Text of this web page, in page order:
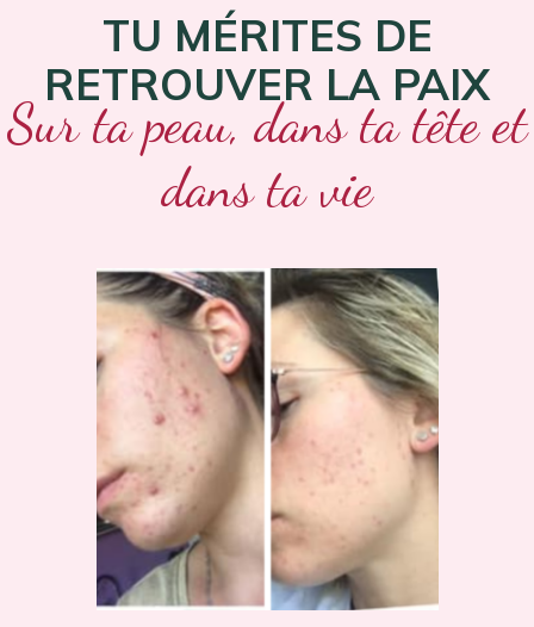
TU MÉRITES DE
RETROUVER LA PAIX
Sur ta peau, dans ta tête et
dans ta vie